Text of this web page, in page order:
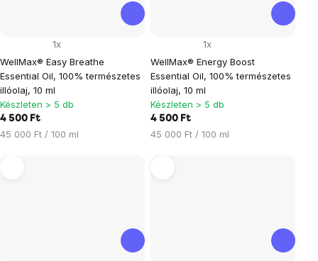
WellMax® Easy Breathe
Essential Oil, 100% természetes
illóolaj, 10 ml
1x
Készleten > 5 db
4 500 Ft
Egységár:
45 000 Ft / 100 ml
WellMax® Energy Boost
Essential Oil, 100% természetes
illóolaj, 10 ml
1x
Készleten > 5 db
4 500 Ft
Egységár:
45 000 Ft / 100 ml